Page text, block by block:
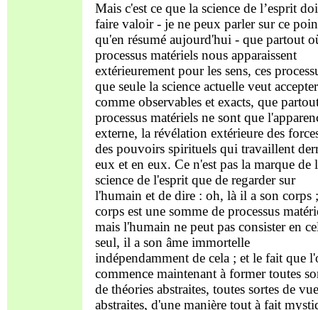
Mais c'est ce que la science de l’esprit
faire valoir - je ne peux parler sur ce
qu'en résumé aujourd'hui - que partout
processus matériels nous apparaissent
extérieurement pour les sens, ces
que seule la science actuelle veut accepter
comme observables et exacts, que
processus matériels ne sont que
externe, la révélation extérieure des
des pouvoirs spirituels qui travaillent
eux et en eux. Ce n'est pas la marque de
science de l'esprit que de regarder sur
l'humain et de dire : oh, là il a son corps
corps est une somme de processus
mais l'humain ne peut pas consister en
seul, il a son âme immortelle
indépendamment de cela ; et le fait que
commence maintenant à former toutes
de théories abstraites, toutes sortes de
abstraites, d'une manière tout à fait